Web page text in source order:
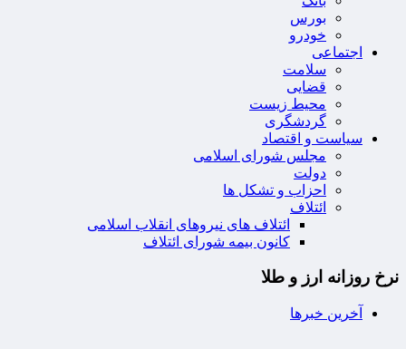
بورس
خودرو
اجتماعی
سلامت
قضایی
محیط زیست
گردشگری
سیاست و اقتصاد
مجلس شورای اسلامی
دولت
احزاب و تشکل ها
ائتلاف
ائتلاف های نیروهای انقلاب اسلامی
کانون بیمه شورای ائتلاف
نرخ روزانه ارز و طلا
آخرین خبرها